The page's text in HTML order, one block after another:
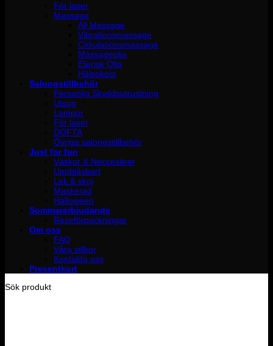
För laser
Massage
All Massage
Vibrationsmassage
Cirkulationsmassage
Massageolja
Eterisk Olja
Hälsokost
Salongstillbehör
Personlig Skyddsutrustning
Utsug
Lampor
För laser
DOFTA
Övriga salongstillbehör
Just for fun
Väskor & Neccesärer
Uppblåsbart
Lek & skoj
Maskerad
Halloween
Sommarerbjudande
Reseförpackningar
Om oss
FAQ
Våra villkor
Kontakta oss
Presentkort
Sök produkt